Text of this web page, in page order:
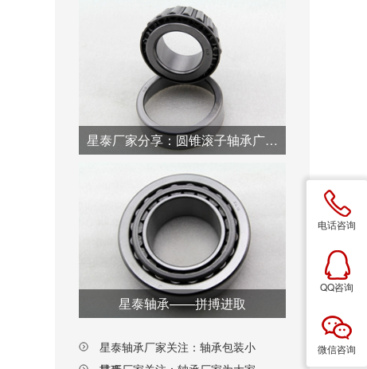
星泰厂家分享：圆锥滚子轴承广泛用于汽车行业
星泰轴承——拼搏进取
星泰轴承厂家关注：轴承包装小
电话咨询
QQ咨询
微信咨询